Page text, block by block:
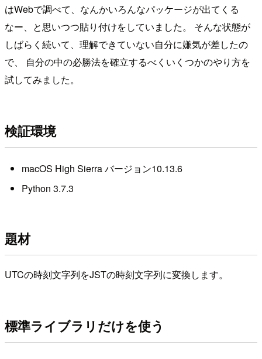
はWebで調べて、なんかいろんなパッケージが出てくる
なー、と思いつつ貼り付けをしていました。 そんな状態が
しばらく続いて、理解できていない自分に嫌気が差したの
で、 自分の中の必勝法を確立するべくいくつかのやり方を
試してみました。
検証環境
macOS High Sierra バージョン10.13.6
Python 3.7.3
題材
UTCの時刻文字列をJSTの時刻文字列に変換します。
標準ライブラリだけを使う